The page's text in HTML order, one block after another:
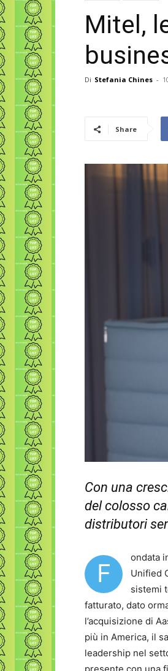
Mitel,
Di Stefania Chines -
Share
Con una
del colosso
distributori
F
ondata
Unified
sistemi
fatturato, dato
l’acquisizione di
più in America, il
leadership nel